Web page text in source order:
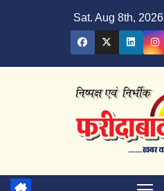
Sat. Aug 8th, 2026